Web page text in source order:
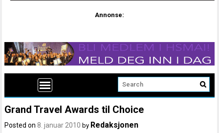
Annonse:
Grand Travel Awards til Choice
Posted on 8. januar 2010 by Redaksjonen